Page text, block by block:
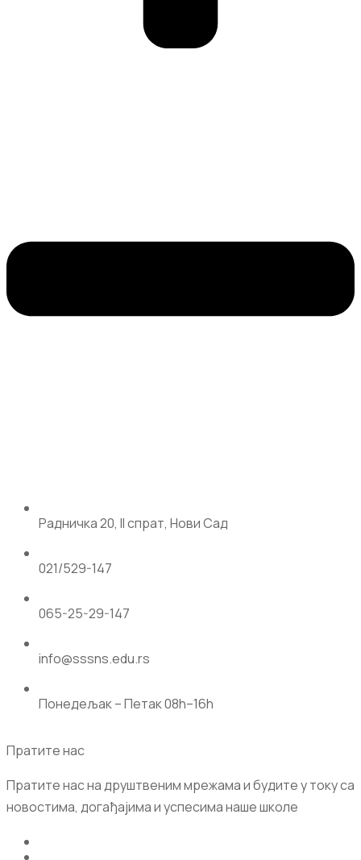
Радничка 20, II спрат, Нови Сад
021/529-147
065-25-29-147
info@sssns.edu.rs
Понедељак – Петак 08h–16h
Пратите нас
Пратите нас на друштвеним мрежама и будите у току са
новостима, догађајима и успесима наше школе